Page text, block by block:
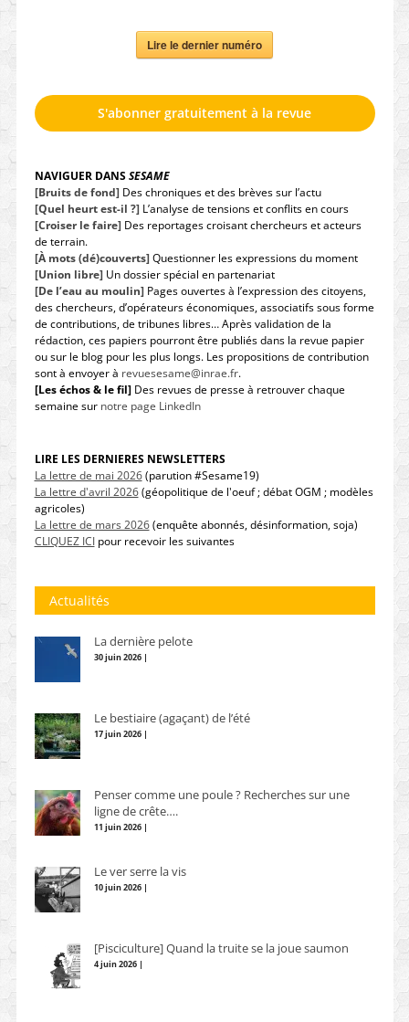
Lire le dernier numéro
S'abonner gratuitement à la revue
NAVIGUER DANSSESAME
[Bruits de fond]Des chroniques et des brèves sur l’actu
[Quel heurt est-il ?]L’analyse de tensions et conflits en cours
[Croiser le faire]Des reportages croisant chercheurs et acteurs
de terrain.
[À mots (dé)couverts]Questionner les expressions du moment
[Union libre]Un dossier spécial en partenariat
[De l’eau au moulin]Pages ouvertes à l’expression des citoyens,
des chercheurs, d’opérateurs économiques, associatifs sous forme
de contributions, de tribunes libres… Après validation de la
rédaction, ces papiers pourront être publiés dans la revue papier
ou sur le blog pour les plus longs. Les propositions de contribution
sont à envoyer à revuesesame@inrae.fr.
[Les échos & le fil]Des revues de presse à retrouver chaque
semaine sur notre page LinkedIn
LIRE LES DERNIERES NEWSLETTERS
La lettre de mai 2026(parution #Sesame19)
La lettre d'avril 2026(géopolitique de l'oeuf ; débat OGM ; modèles
agricoles)
La lettre de mars 2026(enquête abonnés, désinformation, soja)
CLIQUEZ ICIpour recevoir les suivantes
Actualités
La dernière pelote
30 juin 2026 |
Le bestiaire (agaçant) de l’été
17 juin 2026 |
Penser comme une poule ? Recherches sur une
ligne de crête….
11 juin 2026 |
Le ver serre la vis
10 juin 2026 |
[Pisciculture] Quand la truite se la joue saumon
4 juin 2026 |